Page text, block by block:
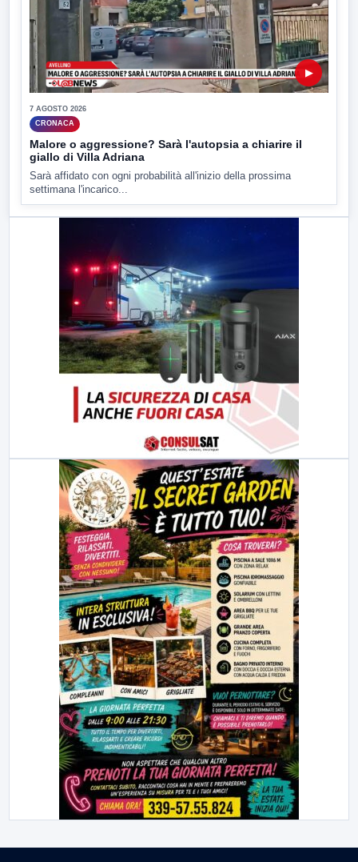
▶
7 AGOSTO 2026
CRONACA
Malore o aggressione? Sarà l'autopsia a chiarire il
giallo di Villa Adriana
Sarà affidato con ogni probabilità all'inizio della prossima
settimana l'incarico...